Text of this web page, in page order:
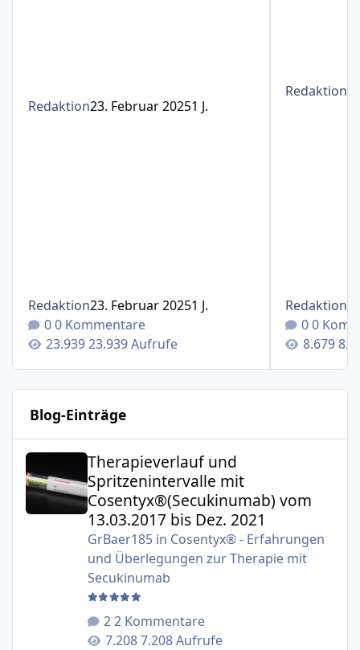
Redaktion23. Februar 20251 J.
Redaktion23. Februar 20251 J.
0 Kommentare
23.939 Aufrufe
Redaktion
Redaktion
0
Blog-Einträge
Therapieverlauf und Spritzenintervalle mit
Therapieverlauf und
Spritzenintervalle mit
Cosentyx®(Secukinumab) vom
13.03.2017 bis Dez. 2021
GrBaer185in Cosentyx® - Erfahrungen
und Überlegungen zur Therapie mit
Secukinumab
2 Kommentare
7.208 Aufrufe